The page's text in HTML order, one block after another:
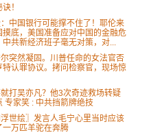
！
中国银行可能撑不住了！耶伦来
摸底，美国准备应对中国的金融危
中共新经济班子毫无对策，对...
突然凝固。川普任命的女法官否
特认罪协议。拷问检察官，现场惊
打吴亦凡？他3次奇迹救场转疑
专家笑 : 中共挡箭牌绝技
浮世绘〗发言人毛宁心里当时应该
一万匹羊驼在奔腾